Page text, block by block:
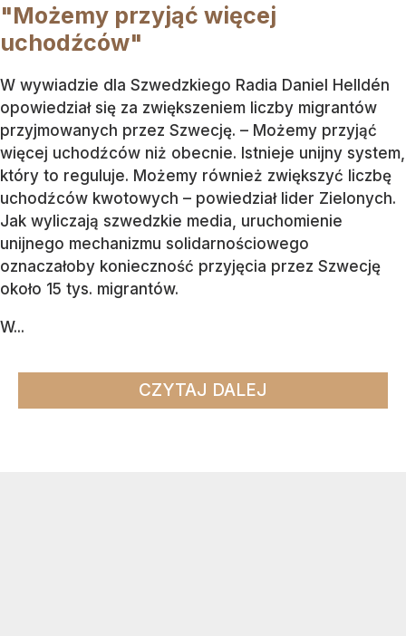
"Możemy przyjąć więcej
uchodźców"
W wywiadzie dla Szwedzkiego Radia Daniel Helldén
opowiedział się za zwiększeniem liczby migrantów
przyjmowanych przez Szwecję. – Możemy przyjąć
więcej uchodźców niż obecnie. Istnieje unijny system,
który to reguluje. Możemy również zwiększyć liczbę
uchodźców kwotowych – powiedział lider Zielonych.
Jak wyliczają szwedzkie media, uruchomienie
unijnego mechanizmu solidarnościowego
oznaczałoby konieczność przyjęcia przez Szwecję
około 15 tys. migrantów.
W...
CZYTAJ DALEJ